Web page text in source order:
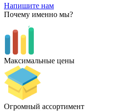
Напишите нам
Почему именно мы?
Максимальные цены
Огромный ассортимент